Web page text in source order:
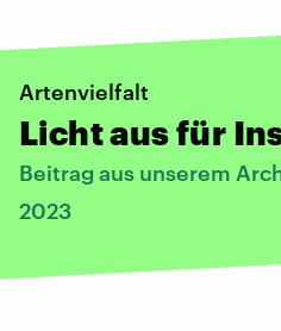
Artenvielfalt
Licht aus für
Beitrag aus unserem
2023